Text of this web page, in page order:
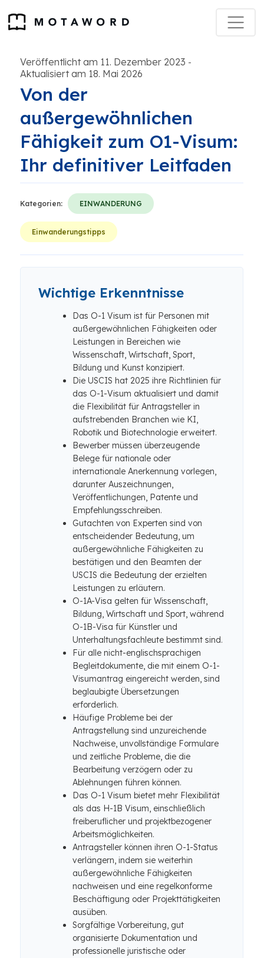
Veröffentlicht am 11. Dezember 2023 -
Aktualisiert am 18. Mai 2026
Von der
außergewöhnlichen
Fähigkeit zum O1-Visum:
Ihr definitiver Leitfaden
Kategorien: EINWANDERUNG
Einwanderungstipps
Wichtige Erkenntnisse
Das O-1 Visum ist für Personen mit
außergewöhnlichen Fähigkeiten oder
Leistungen in Bereichen wie
Wissenschaft, Wirtschaft, Sport,
Bildung und Kunst konzipiert.
Die USCIS hat 2025 ihre Richtlinien für
das O-1-Visum aktualisiert und damit
die Flexibilität für Antragsteller in
aufstrebenden Branchen wie KI,
Robotik und Biotechnologie erweitert.
Bewerber müssen überzeugende
Belege für nationale oder
internationale Anerkennung vorlegen,
darunter Auszeichnungen,
Veröffentlichungen, Patente und
Empfehlungsschreiben.
Gutachten von Experten sind von
entscheidender Bedeutung, um
außergewöhnliche Fähigkeiten zu
bestätigen und den Beamten der
USCIS die Bedeutung der erzielten
Leistungen zu erläutern.
O-1A-Visa gelten für Wissenschaft,
Bildung, Wirtschaft und Sport, während
O-1B-Visa für Künstler und
Unterhaltungsfachleute bestimmt sind.
Für alle nicht-englischsprachigen
Begleitdokumente, die mit einem O-1-
Visumantrag eingereicht werden, sind
beglaubigte Übersetzungen
erforderlich.
Häufige Probleme bei der
Antragstellung sind unzureichende
Nachweise, unvollständige Formulare
und zeitliche Probleme, die die
Bearbeitung verzögern oder zu
Ablehnungen führen können.
Das O-1 Visum bietet mehr Flexibilität
als das H-1B Visum, einschließlich
freiberuflicher und projektbezogener
Arbeitsmöglichkeiten.
Antragsteller können ihren O-1-Status
verlängern, indem sie weiterhin
außergewöhnliche Fähigkeiten
nachweisen und eine regelkonforme
Beschäftigung oder Projekttätigkeiten
ausüben.
Sorgfältige Vorbereitung, gut
organisierte Dokumentation und
professionelle juristische oder